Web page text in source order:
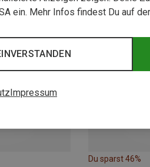
Du sparst 46%
ein. Mehr Infos findest Du auf der
Impressum